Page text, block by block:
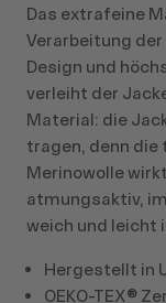
Das extrafeine
Verarbeitung
Design und
verleiht der
Material: die
tragen, denn
Merinowolle
atmungsaktiv,
weich und leicht
Hergestellt in
OEKO-TEX®